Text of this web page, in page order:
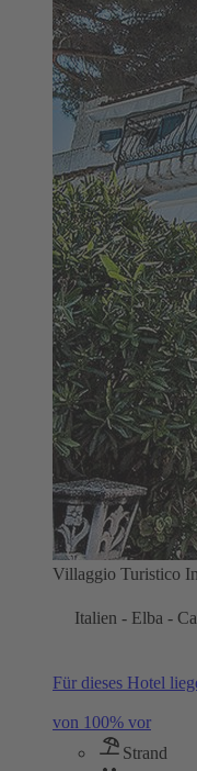
Villaggio Turistico
Italien - Elba -
Für dieses Hotel
von 100% vor
Strand